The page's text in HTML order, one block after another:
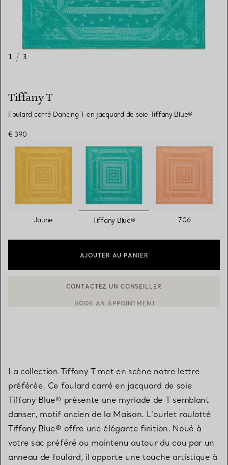
1 / 3
Tiffany T
Foulard carré Dancing T en jacquard de soie Tiffany Blue®
€ 390
Jaune sélectionnés
Tiffany Blue® 706
AJOUTER AU PANIER
La collection Tiffany T met en scène notre lettre
préférée. Ce foulard carré en jacquard de soie
Tiffany Blue® présente une myriade de T semblant
danser, motif ancien de la Maison. L’ourlet roulotté
Tiffany Blue® offre une élégante finition. Noué à
votre sac préféré ou maintenu autour du cou par un
anneau de foulard, il apporte une touche artistique à